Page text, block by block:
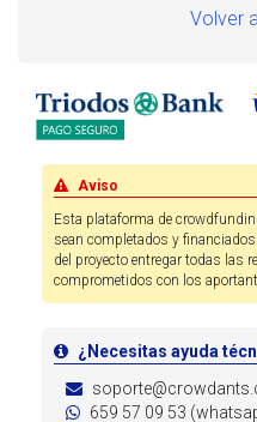
Volver
Aviso
Esta plataforma de
sean completados y
del proyecto entregar todas las
comprometidos con los
¿Necesitas ayuda
659 57 09 53